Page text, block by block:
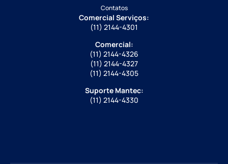
Contatos
Comercial Serviços:
(11) 2144-4301
Comercial:
(11) 2144-4326
(11) 2144-4327
(11) 2144-4305
Suporte Mantec:
(11) 2144-4330